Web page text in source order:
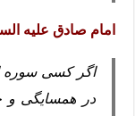
امام صادق علیه
اگر کسی سوره
در همسایگی و